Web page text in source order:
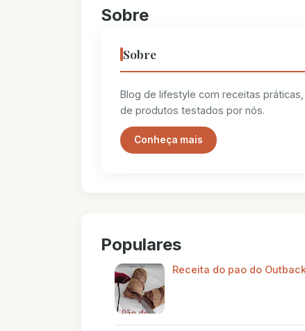
Sobre
Sobre
Blog de lifestyle com receitas
de produtos testados por nós.
Conheça mais
Populares
Receita do pao do